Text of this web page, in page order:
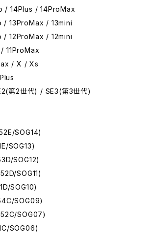
/ 14Plus / 14ProMax
/ 13ProMax / 13mini
/ 12ProMax / 12mini
11ProMax
/ X / Xs
第2世代) / SE3(第3世代)
SOG14)
SOG13)
SOG12)
SOG11)
SOG10)
SOG09)
SOG07)
SOG06)